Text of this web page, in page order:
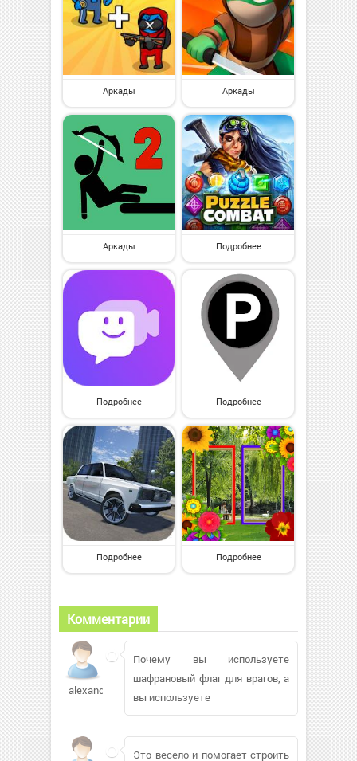
Аркады Аркады
Аркады Подробнее
Подробнее Подробнее
Подробнее Подробнее
Комментарии
alexandr86
Почему вы используете
шафрановый флаг для врагов, а
вы используете
Это весело и помогает строить